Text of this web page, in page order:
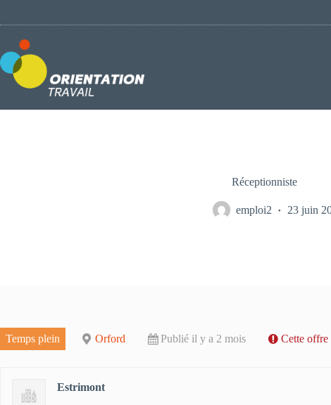
Réceptionniste
emploi2 23 juin
Temps plein Orford Publié il y a 2 mois Cette offre
Estrimont